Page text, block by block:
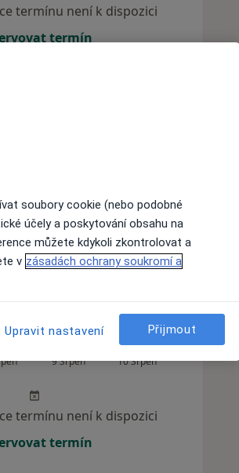
termínu není k dispozici
termín
termínu není k dispozici
termín
9 Srpen
Po
10 Srpen
Út
11 Srpen
termínu není k dispozici
termín
soubory cookie (nebo podobné
účely a poskytování obsahu na
můžete kdykoli zkontrolovat a
v zásadách ochrany soukromí a
Upravit nastavení Přijmout